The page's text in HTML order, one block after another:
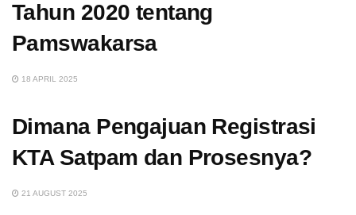
Tahun 2020 tentang
Pamswakarsa
18 APRIL 2025
Dimana Pengajuan Registrasi
KTA Satpam dan Prosesnya?
21 AUGUST 2025